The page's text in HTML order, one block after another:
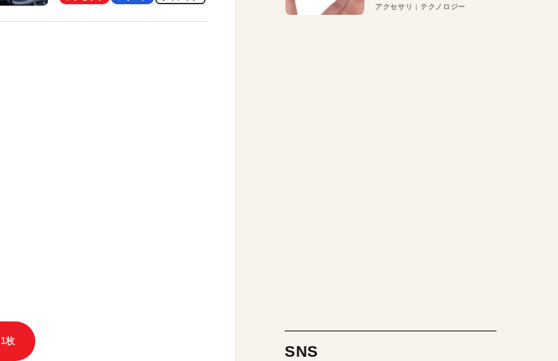
性がグッド！
1枚
対策
アクセサリ テクノロジー
SNS